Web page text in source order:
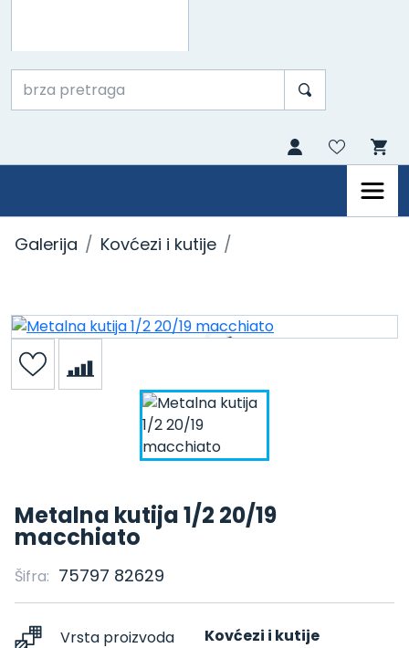
Galerija Kovćezi i kutije
Metalna kutija 1/2 20/19
macchiato
Šifra: 75797 82629
Vrsta proizvoda Kovćezi i kutije